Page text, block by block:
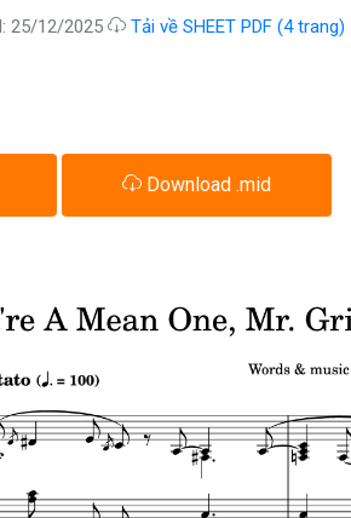
25/12/2025 Tải về SHEET PDF (4 trang)
Download .mid